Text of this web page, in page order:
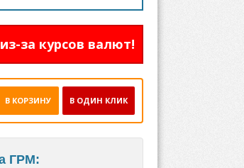
за курсов валют!
В ОДИН КЛИК
В КОРЗИНУ
ГРМ: